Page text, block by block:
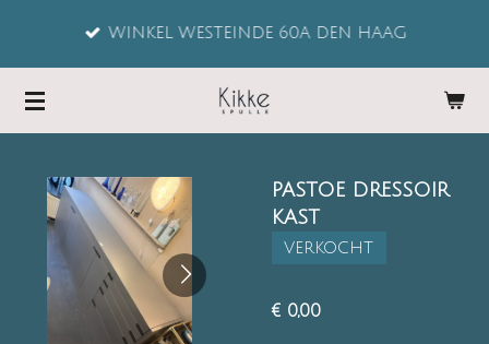
de
WINKEL WESTEINDE 60A DEN HAAG
PASTOE DRESSOIR
KAST
VERKOCHT
€ 0,00